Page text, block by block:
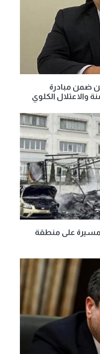
مواطن ضمن مبادرة
والاعتلال الكلوي
مسيرة على منطقة